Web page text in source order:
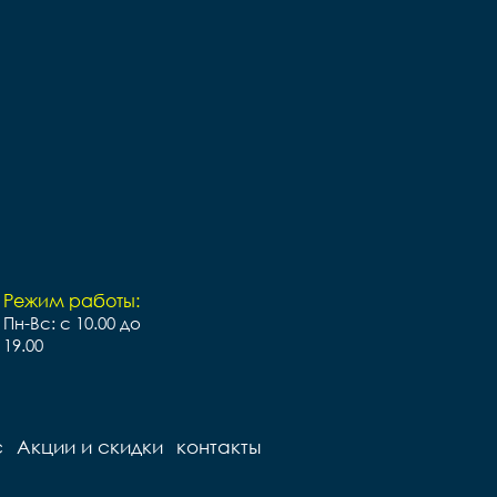
Режим работы:
Пн-Вс: с 10.00 до
19.00
Акции и скидки контакты